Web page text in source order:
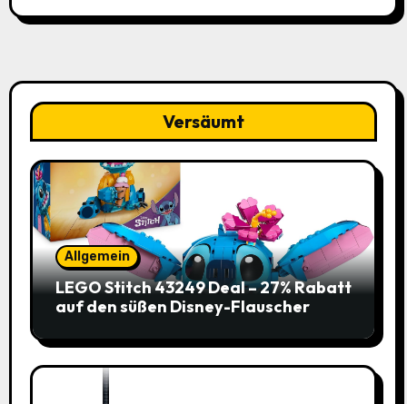
Versäumt
Allgemein
LEGO Stitch 43249 Deal – 27% Rabatt
auf den süßen Disney-Flauscher